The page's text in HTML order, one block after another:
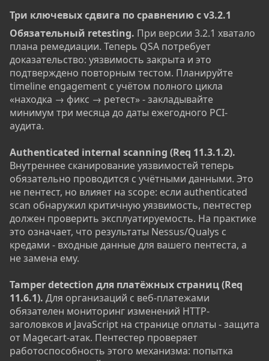
Три ключевых сдвига по сравнению с v3.2.1​
Обязательный retesting. При версии 3.2.1 хватало
плана ремедиации. Теперь QSA потребует
доказательство: уязвимость закрыта и это
подтверждено повторным тестом. Планируйте
timeline engagement с учётом полного цикла
«находка → фикс → ретест» - закладывайте
минимум три месяца до даты ежегодного PCI-
аудита.
Authenticated internal scanning (Req 11.3.1.2).
Внутреннее сканирование уязвимостей теперь
обязательно проводится с учётными данными. Это
не пентест, но влияет на scope: если authenticated
scan обнаружил критичную уязвимость, пентестер
должен проверить эксплуатируемость. На практике
это означает, что результаты Nessus/Qualys с
кредами - входные данные для вашего пентеста, а
не замена ему.
Tamper detection для платёжных страниц (Req
11.6.1). Для организаций с веб-платежами
обязателен мониторинг изменений HTTP-
заголовков и JavaScript на странице оплаты - защита
от Magecart-атак. Пентестер проверяет
работоспособность этого механизма: попытка